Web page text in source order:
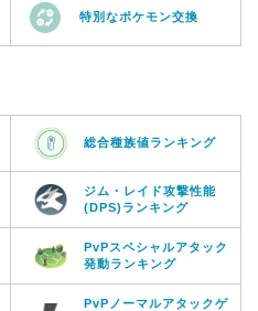
特別なポケモン交換
総合種族値ランキング
ジム・レイド攻撃性能
(DPS)ランキング
PvPスペシャルアタック
発動ランキング
PvPノーマルアタックゲ